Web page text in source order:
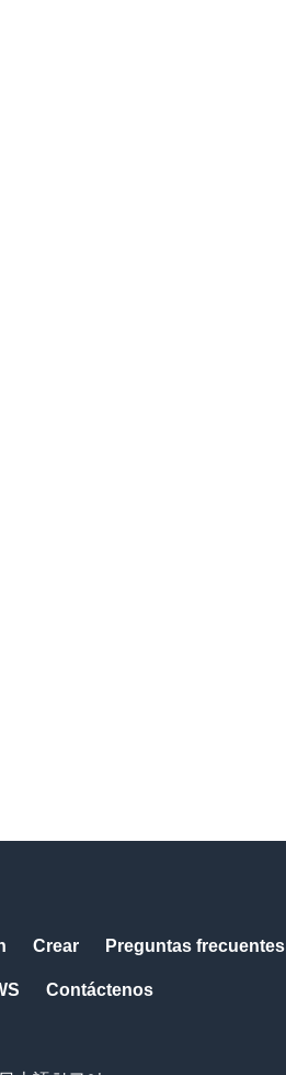
Crear Preguntas frecuentes
Contáctenos